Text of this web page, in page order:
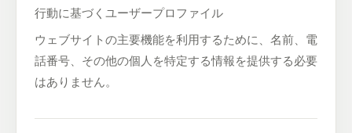
行動に基づくユーザープロファイル
ウェブサイトの主要機能を利用するために、名前、電
話番号、その他の個人を特定する情報を提供する必要
はありません。